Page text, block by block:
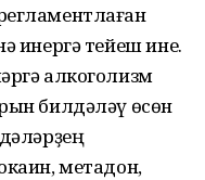
инергә тейеш ине.
алкоголизм
билдәләү өсөн
метадон,